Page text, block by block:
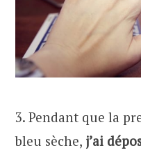
3. Pendant que la
bleu sèche, j’ai